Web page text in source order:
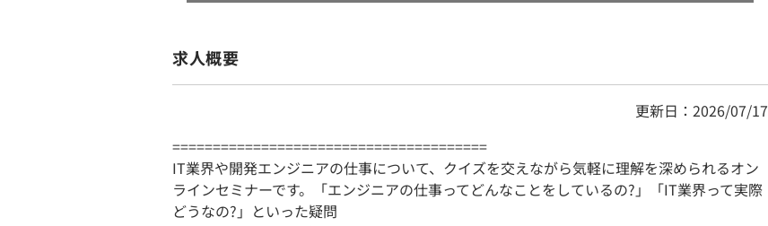
求人概要
更新日：2026/07/17
=======================================
IT業界や開発エンジニアの仕事について、クイズを交えながら気軽に理解を深められるオン
ラインセミナーです。「エンジニアの仕事ってどんなことをしているの?」「IT業界って実際
どうなの?」といった疑問